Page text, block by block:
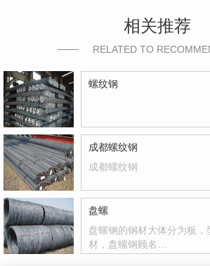
相关推荐
RELATED TO
螺纹钢
成都螺纹钢
成都螺纹钢
盘螺
盘螺钢的钢材大体分为板
材，盘螺钢顾名…